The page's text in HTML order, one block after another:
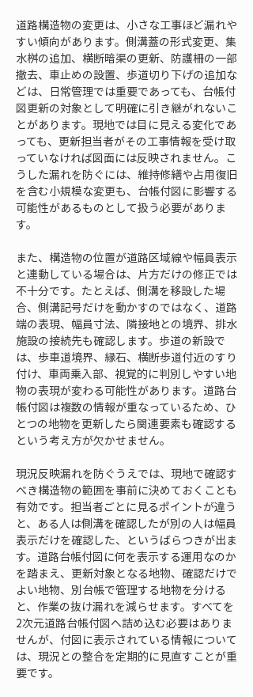
道路構造物の変更は、小さな工事ほど漏れや
すい傾向があります。側溝蓋の形式変更、集
水桝の追加、横断暗渠の更新、防護柵の一部
撤去、車止めの設置、歩道切り下げの追加な
どは、日常管理では重要であっても、台帳付
図更新の対象として明確に引き継がれないこ
とがあります。現地では目に見える変化であ
っても、更新担当者がその工事情報を受け取
っていなければ図面には反映されません。こ
うした漏れを防ぐには、維持修繕や占用復旧
を含む小規模な変更も、台帳付図に影響する
可能性があるものとして扱う必要がありま
す。
また、構造物の位置が道路区域線や幅員表示
と連動している場合は、片方だけの修正では
不十分です。たとえば、側溝を移設した場
合、側溝記号だけを動かすのではなく、道路
端の表現、幅員寸法、隣接地との境界、排水
施設の接続先も確認します。歩道の新設で
は、歩車道境界、縁石、横断歩道付近のすり
付け、車両乗入部、視覚的に判別しやすい地
物の表現が変わる可能性があります。道路台
帳付図は複数の情報が重なっているため、ひ
とつの地物を更新したら関連要素も確認する
という考え方が欠かせません。
現況反映漏れを防ぐうえでは、現地で確認す
べき構造物の範囲を事前に決めておくことも
有効です。担当者ごとに見るポイントが違う
と、ある人は側溝を確認したが別の人は幅員
表示だけを確認した、というばらつきが出ま
す。道路台帳付図に何を表示する運用なのか
を踏まえ、更新対象となる地物、確認だけで
よい地物、別台帳で管理する地物を分ける
と、作業の抜け漏れを減らせます。すべてを
2次元道路台帳付図へ詰め込む必要はありま
せんが、付図に表示されている情報について
は、現況との整合を定期的に見直すことが重
要です。